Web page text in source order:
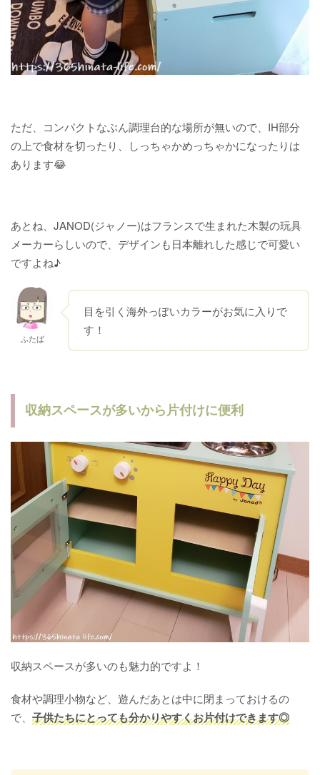
ただ、コンパクトなぶん調理台的な場所が無いので、IH部分
の上で食材を切ったり、しっちゃかめっちゃかになったりは
あります😂
あとね、JANOD(ジャノー)はフランスで生まれた木製の玩具
メーカーらしいので、デザインも日本離れした感じで可愛い
ですよね♪
ふたば
目を引く海外っぽいカラーがお気に入りで
す！
収納スペースが多いから片付けに便利
収納スペースが多いのも魅力的ですよ！
食材や調理小物など、遊んだあとは中に閉まっておけるの
で、 子供たちにとっても分かりやすくお片付けできます◎